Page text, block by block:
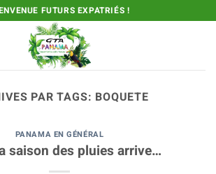
FUTURS EXPATRIÉS !
PAR TAGS: BOQUETE
PANAMA EN GÉNÉRAL
saison des pluies arrive…